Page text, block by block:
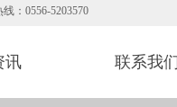
讯 联系我